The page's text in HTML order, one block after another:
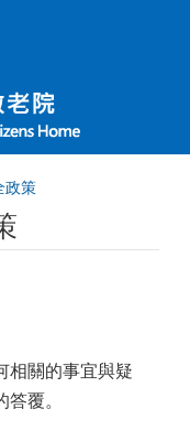
政策
相關的事宜與疑
覆。